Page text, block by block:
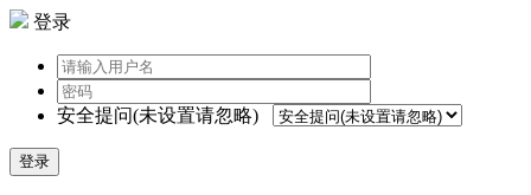
登录
安全提问(未设置请忽略)
登录